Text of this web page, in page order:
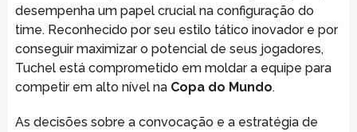
desempenha um papel crucial na configuração do
time. Reconhecido por seu estilo tático inovador e por
conseguir maximizar o potencial de seus jogadores,
Tuchel está comprometido em moldar a equipe para
competir em alto nível na Copa do Mundo.
As decisões sobre a convocação e a estratégia de